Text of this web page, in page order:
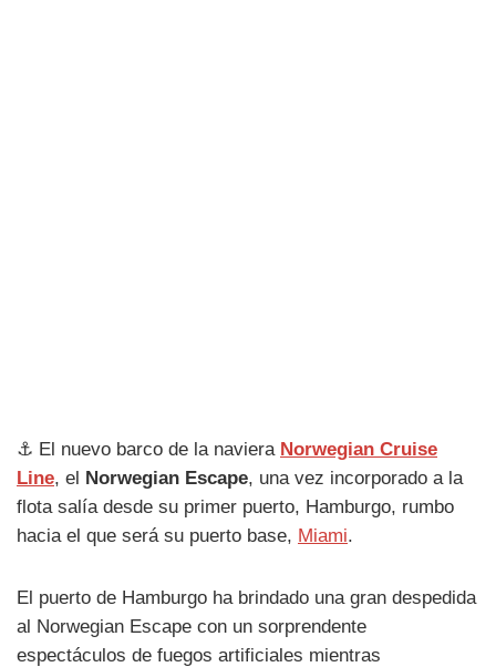
⚓ El nuevo barco de la naviera Norwegian Cruise
Line, el Norwegian Escape, una vez incorporado a la
flota salía desde su primer puerto, Hamburgo, rumbo
hacia el que será su puerto base, Miami.
El puerto de Hamburgo ha brindado una gran despedida
al Norwegian Escape con un sorprendente
espectáculos de fuegos artificiales mientras